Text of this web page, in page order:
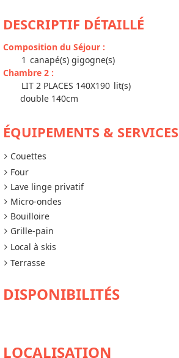
DESCRIPTIF DÉTAILLÉ
Composition du Séjour :
1 canapé(s) gigogne(s)
Chambre 2 :
LIT 2 PLACES 140X190 lit(s)
double 140cm
ÉQUIPEMENTS & SERVICES
Couettes
Four
Lave linge privatif
Micro-ondes
Bouilloire
Grille-pain
Local à skis
Terrasse
DISPONIBILITÉS